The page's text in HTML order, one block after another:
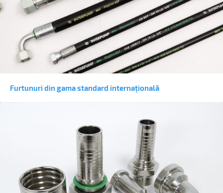
Furtunuri din gama standard internațională